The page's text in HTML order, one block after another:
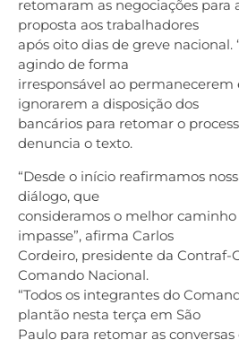
retomaram as negociações para
proposta aos trabalhadores
após oito dias de greve nacional.
agindo de forma
irresponsável ao permanecerem
ignorarem a disposição dos
bancários para retomar o
denuncia o texto.
“Desde o início reafirmamos
diálogo, que
consideramos o melhor caminho
impasse”, afirma Carlos
Cordeiro, presidente da Contraf-
Comando Nacional.
“Todos os integrantes do
plantão nesta terça em São
Paulo para retomar as conversas